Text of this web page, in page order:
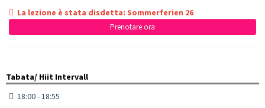
La lezione è stata disdetta: Sommerferien 26
Prenotare ora
Tabata/ Hiit Intervall
18:00 - 18:55